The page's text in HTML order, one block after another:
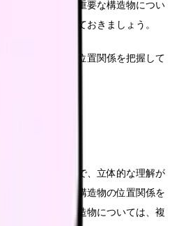
目します。特に重要な構造物につい
の関係も記憶しておきましょう。
がら、構造物の位置関係を把握して
ら観察することで、立体的な理解が
を変えながら、構造物の位置関係を
で重要となる構造物については、複